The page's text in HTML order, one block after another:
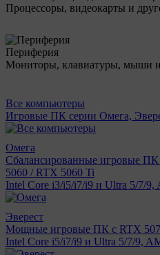
Процессоры, видеокарты и
Периферия
Мониторы, клавиатуры, мыши
Все компьютеры
Игровые ПК серии Омега,
Омега
Сбалансированные игровые
5060 / RTX 5060 Ti
Intel Core i3/i5/i7/i9 и Ultra 5/7/9,
Эверест
Мощные игровые ПК с RTX
Intel Core i5/i7/i9 и Ultra 5/7/9,